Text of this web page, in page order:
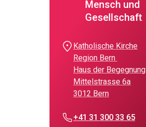
Mensch und
Gesellschaft
Katholische Kirche
Region Bern
Haus der Begegnung
Mittelstrasse 6a
3012 Bern
+41 31 300 33 65